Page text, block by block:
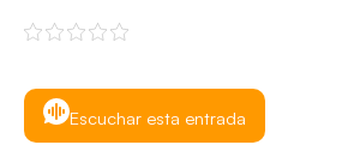
Escuchar esta entrada